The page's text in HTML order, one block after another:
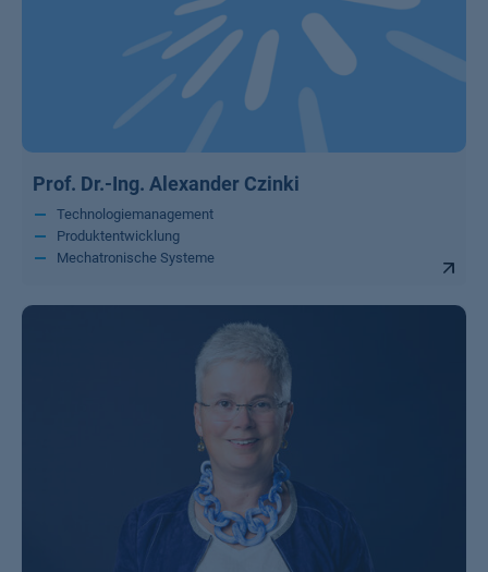
Prof. Dr.-Ing. Alexander Czinki
Technologiemanagement
Produktentwicklung
Mechatronische Systeme